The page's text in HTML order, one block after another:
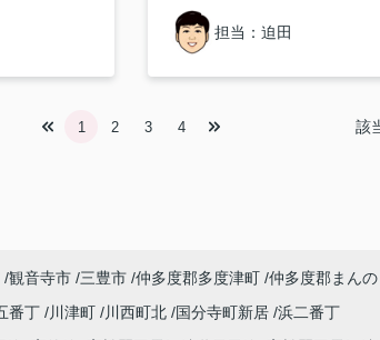
担当：迫田
該
1 2 3 4
観音寺市 三豊市 仲多度郡多度津町 仲多度郡まん
番丁 川津町 川西町北 国分寺町新居 浜二番丁